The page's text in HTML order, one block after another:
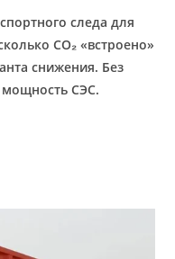
следа для
CO₂ «встроено»
снижения. Без
СЭС.